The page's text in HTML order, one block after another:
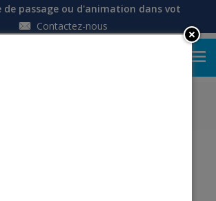
de passage ou d'animation dans votre
Contactez-nous
Playtex